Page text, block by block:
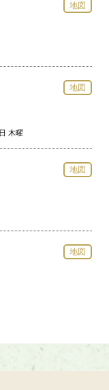
地図
木曜
地図
地図
地図